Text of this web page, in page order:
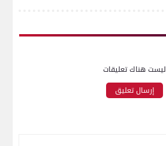
ليست هناك تعليقات
إرسال تعليق